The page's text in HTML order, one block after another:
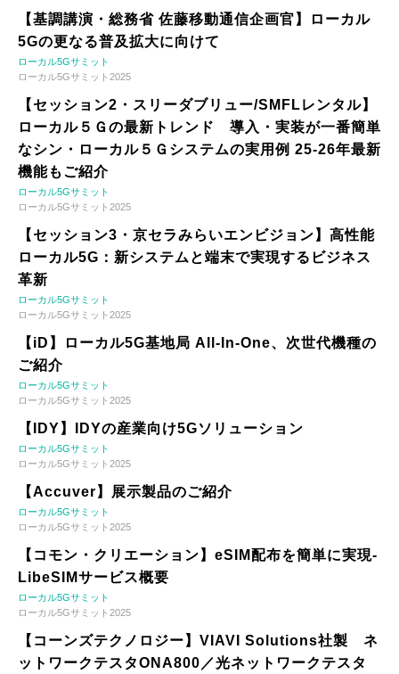
【基調講演・総務省 佐藤移動通信企画官】ローカル
5Gの更なる普及拡大に向けて
ローカル5Gサミット
ローカル5Gサミット2025
【セッション2・スリーダブリュー/SMFLレンタル】
ローカル５Ｇの最新トレンド 導入・実装が一番簡単
なシン・ローカル５Ｇシステムの実用例 25-26年最新
機能もご紹介
ローカル5Gサミット
ローカル5Gサミット2025
【セッション3・京セラみらいエンビジョン】高性能
ローカル5G：新システムと端末で実現するビジネス
革新
ローカル5Gサミット
ローカル5Gサミット2025
【iD】ローカル5G基地局 All-In-One、次世代機種の
ご紹介
ローカル5Gサミット
ローカル5Gサミット2025
【IDY】IDYの産業向け5Gソリューション
ローカル5Gサミット
ローカル5Gサミット2025
【Accuver】展示製品のご紹介
ローカル5Gサミット
ローカル5Gサミット2025
【コモン・クリエーション】eSIM配布を簡単に実現-
LibeSIMサービス概要
ローカル5Gサミット
ローカル5Gサミット2025
【コーンズテクノロジー】VIAVI Solutions社製 ネ
ットワークテスタONA800／光ネットワークテスタ